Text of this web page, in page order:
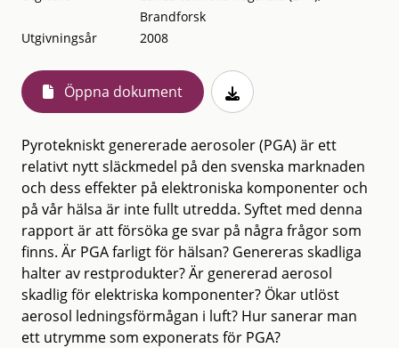
Brandforsk
Utgivningsår
2008
Öppna dokument
Pyrotekniskt genererade aerosoler (PGA) är ett
relativt nytt släckmedel på den svenska marknaden
och dess effekter på elektroniska komponenter och
på vår hälsa är inte fullt utredda. Syftet med denna
rapport är att försöka ge svar på några frågor som
finns. Är PGA farligt för hälsan? Genereras skadliga
halter av restprodukter? Är genererad aerosol
skadlig för elektriska komponenter? Ökar utlöst
aerosol ledningsförmågan i luft? Hur sanerar man
ett utrymme som exponerats för PGA?